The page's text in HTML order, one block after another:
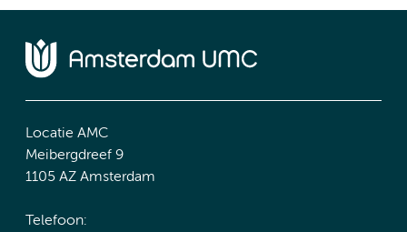
Locatie AMC
Meibergdreef 9
1105 AZ Amsterdam
Telefoon: